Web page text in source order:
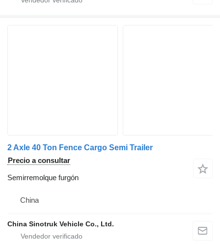
2 Axle 40 Ton Fence Cargo Semi Trailer
Precio a consultar
Semirremolque furgón
China
China Sinotruk Vehicle Co., Ltd.